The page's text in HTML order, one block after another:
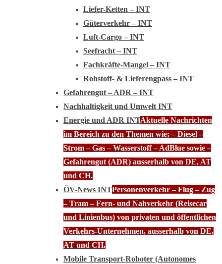
Liefer-Ketten – INT
Güterverkehr – INT
Luft-Cargo – INT
Seefracht – INT
Fachkräfte-Mangel – INT
Rohstoff- & Lieferengpass – INT
Gefahrengut – ADR – INT
Nachhaltigkeit und Umwelt INT
Energie und ADR INTAktuelle Nachrichten
im Bereich zu den Themen wie; – Diesel –
Strom – Gas – Wasserstoff – AdBlue sowie –
Gefahrengut (ADR) ausserhalb von DE, AT
und CH.
ÖV-News INTPersonenverkehr – Flug – Zug
– Tram – Fern- und Nahverkehr (Reisecar
und Linienbus) von privaten und öffentlichen
Verkehrs-Unternehmen, ausserhalb von DE,
AT und CH.
Mobile Transport-Roboter (Autonomes